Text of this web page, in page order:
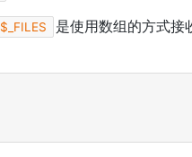
$_FILES
是使用数组的方式接